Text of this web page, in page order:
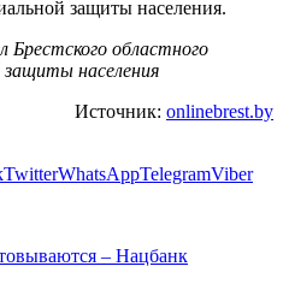
защиты населения.
Брестского областного
защиты населения
Источник: onlinebrest.by
TwitterWhatsAppTelegramViber
– Нацбанк